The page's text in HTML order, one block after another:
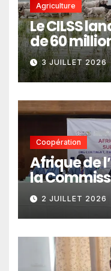
Agriculture
Le CILSS
de 60
3 JUILLET 2026
Coopération
Afrique de
la
africaine
politiques
2 JUILLET 2026